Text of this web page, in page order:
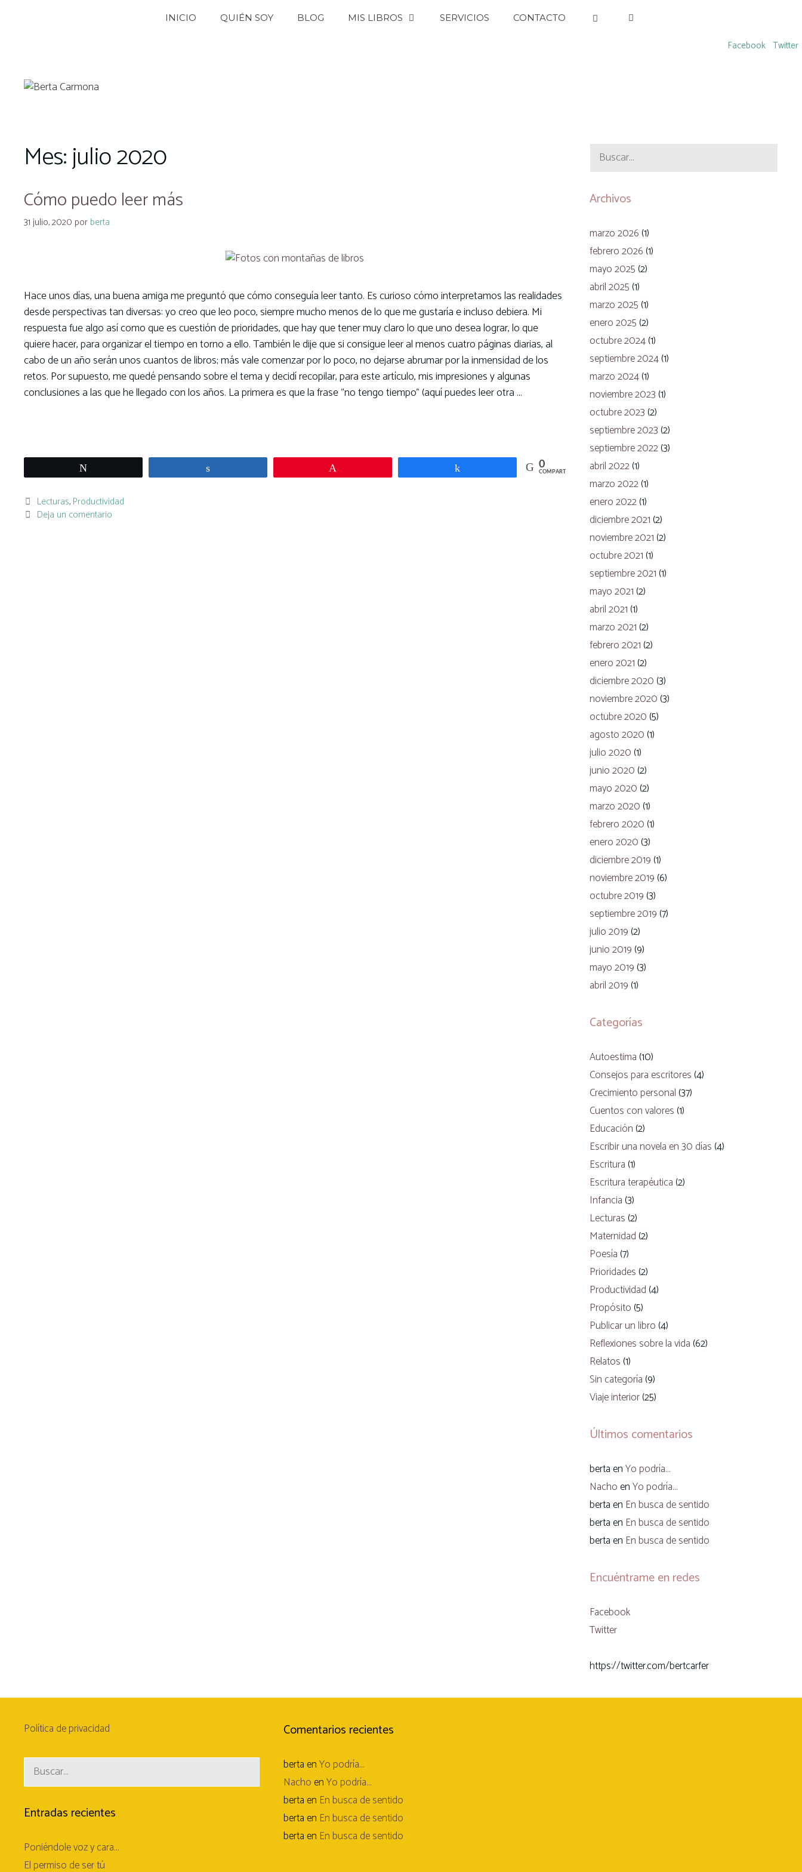
INICIO QUIÉN SOY BLOG MIS LIBROS SERVICIOS CONTACTO
Facebook Twitter
Mes:julio 2020
Cómo puedo leer más
31 julio, 2020 por berta
Hace unos días, una buena amiga me preguntó que cómo conseguía leer tanto. Es curioso cómo interpretamos las realidades
desde perspectivas tan diversas: yo creo que leo poco, siempre mucho menos de lo que me gustaría e incluso debiera. Mi
respuesta fue algo así como que es cuestión de prioridades, que hay que tener muy claro lo que uno desea lograr, lo que
quiere hacer, para organizar el tiempo en torno a ello. También le dije que si consigue leer al menos cuatro páginas diarias, al
cabo de un año serán unos cuantos de libros; más vale comenzar por lo poco, no dejarse abrumar por la inmensidad de los
retos. Por supuesto, me quedé pensando sobre el tema y decidí recopilar, para este artículo, mis impresiones y algunas
conclusiones a las que he llegado con los años. La primera es que la frase “no tengo tiempo” (aquí puedes leer otra …
0
COMPARTIR
Categorías
Lecturas, Productividad
Deja un comentario
Buscar:
Archivos
marzo 2026 (1)
febrero 2026 (1)
mayo 2025 (2)
abril 2025 (1)
marzo 2025 (1)
enero 2025 (2)
octubre 2024(1)
septiembre 2024(1)
marzo 2024(1)
noviembre 2023 (1)
octubre 2023 (2)
septiembre 2023 (2)
septiembre 2022(3)
abril 2022(1)
marzo 2022(1)
enero 2022(1)
diciembre 2021 (2)
noviembre 2021 (2)
octubre 2021 (1)
septiembre 2021 (1)
mayo 2021 (2)
abril 2021 (1)
marzo 2021 (2)
febrero 2021 (2)
enero 2021 (2)
diciembre 2020 (3)
noviembre 2020 (3)
octubre 2020 (5)
agosto 2020 (1)
julio 2020 (1)
junio 2020 (2)
mayo 2020 (2)
marzo 2020 (1)
febrero 2020 (1)
enero 2020 (3)
diciembre 2019 (1)
noviembre 2019 (6)
octubre 2019 (3)
septiembre 2019 (7)
julio 2019 (2)
junio 2019 (9)
mayo 2019 (3)
abril 2019 (1)
Categorías
Autoestima (10)
Consejos para escritores (4)
Crecimiento personal (37)
Cuentos con valores (1)
Educación (2)
Escribir una novela en 30 días (4)
Escritura (1)
Escritura terapéutica (2)
Infancia (3)
Lecturas (2)
Maternidad (2)
Poesía (7)
Prioridades (2)
Productividad (4)
Propósito (5)
Publicar un libro (4)
Reflexiones sobre la vida (62)
Relatos (1)
Sin categoría (9)
Viaje interior(25)
Últimos comentarios
bertaenYo podría…
NachoenYo podría…
bertaen En busca de sentido
bertaen En busca de sentido
bertaen En busca de sentido
Encuéntrame en redes
Facebook
Twitter
https://twitter.com/bertcarfer
Política de privacidad
Buscar:
Entradas recientes
Poniéndole voz y cara…
El permiso de ser tú
Comentarios recientes
bertaenYo podría…
NachoenYo podría…
bertaen En busca de sentido
bertaen En busca de sentido
bertaen En busca de sentido